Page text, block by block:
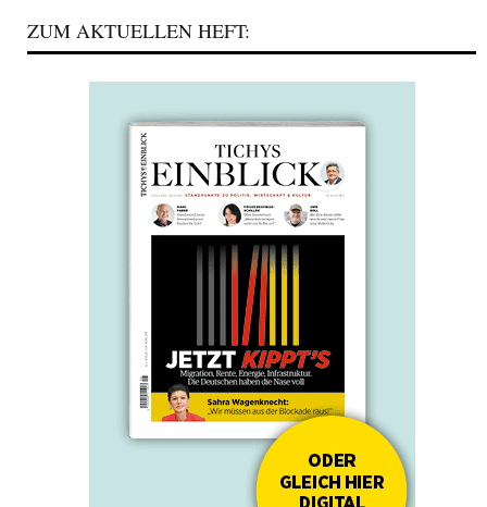
ZUM AKTUELLEN HEFT: